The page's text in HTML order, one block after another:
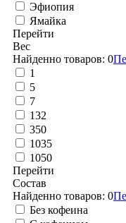
Эфиопия
Ямайка
Перейти
Вес
Найденно товаров: 0
1
5
7
132
350
1035
1050
Перейти
Состав
Найденно товаров: 0
Без кофеина